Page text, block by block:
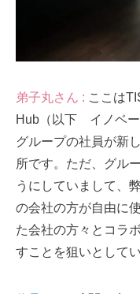
弟子丸さん : ここは
Hub（以下 イノベー
グループの社員が新
所です。ただ、グル
うにしていまして、
の会社の方が自由に
た会社の方々とコラ
すことを狙いとしてい